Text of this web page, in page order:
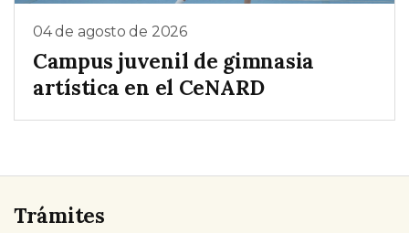
04 de agosto de 2026
Campus juvenil de gimnasia
artística en el CeNARD
Trámites